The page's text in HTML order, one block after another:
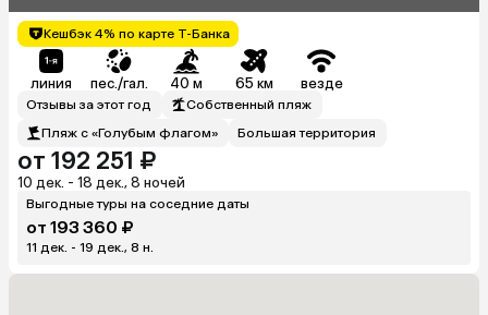
Кешбэк 4% по карте Т-Банка
линия пес./гал. 40 м 65 км везде
Отзывы за этот год
Собственный пляж
Пляж с «Голубым флагом»
Большая территория
от 192 251 ₽
10 дек. - 18 дек., 8 ночей
Выгодные туры на соседние даты
от 193 360 ₽
11 дек. - 19 дек., 8 н.